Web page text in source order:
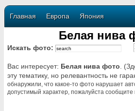
Главная Европа Япония
Белая нива
Искать фото:
Вас интересует: Белая нива фото .
эту тематику, но релевантность не
обнаружили, что какое-то фото нарушает
допустимый характер, пожалуйста сообщите